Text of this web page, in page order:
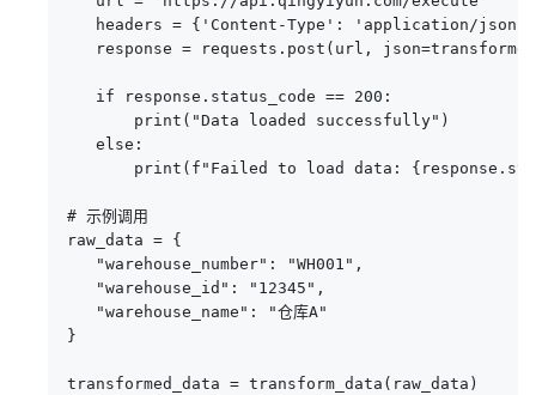
   headers = {'Content-Type': 'application/json'}
response = requests.post(url,
   if response.status_code == 200:
       print("Data loaded successfully")
   else:
print(f"Failed to load data:
# 示例调用
raw_data = {
   "warehouse_number": "WH001",
   "warehouse_id": "12345",
   "warehouse_name": "仓库A"
}
transformed_data = transform_data(raw_data)